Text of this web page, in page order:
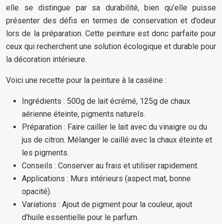
elle se distingue par sa durabilité, bien qu’elle puisse
présenter des défis en termes de conservation et d’odeur
lors de la préparation. Cette peinture est donc parfaite pour
ceux qui recherchent une solution écologique et durable pour
la décoration intérieure.
Voici une recette pour la peinture à la caséine :
Ingrédients : 500g de lait écrémé, 125g de chaux
aérienne éteinte, pigments naturels.
Préparation : Faire cailler le lait avec du vinaigre ou du
jus de citron. Mélanger le caillé avec la chaux éteinte et
les pigments.
Conseils : Conserver au frais et utiliser rapidement.
Applications : Murs intérieurs (aspect mat, bonne
opacité).
Variations : Ajout de pigment pour la couleur, ajout
d’huile essentielle pour le parfum.